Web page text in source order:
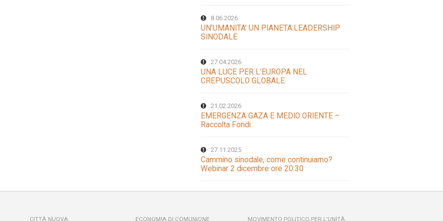
8.06.2026
UN’UMANITA’ UN PIANETA:LEADERSHIP
SINODALE
27.04.2026
UNA LUCE PER L’EUROPA NEL
CREPUSCOLO GLOBALE
21.02.2026
EMERGENZA GAZA E MEDIO ORIENTE –
Raccolta Fondi
27.11.2025
Cammino sinodale, come continuiamo?
Webinar 2 dicembre ore 20:30
CITTÀ NUOVA ECONOMIA DI COMUNIONE MOVIMENTO POLITICO PER L'UNITÀ